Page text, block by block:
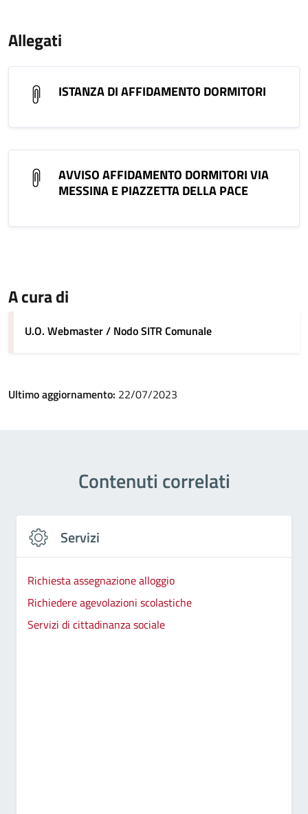
Allegati
ISTANZA DI AFFIDAMENTO DORMITORI
AVVISO AFFIDAMENTO DORMITORI VIA
MESSINA E PIAZZETTA DELLA PACE
A cura di
U.O. Webmaster / Nodo SITR Comunale
Ultimo aggiornamento: 22/07/2023
Contenuti correlati
Servizi
Richiesta assegnazione alloggio
Richiedere agevolazioni scolastiche
Servizi di cittadinanza sociale